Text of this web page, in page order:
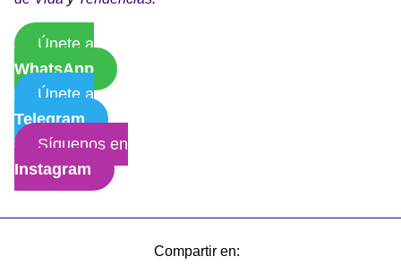
Únete a
WhatsApp
Únete a
Telegram
Síguenos en
Instagram
Compartir en: